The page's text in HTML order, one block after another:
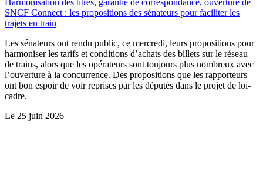
SNCF Connect : les propositions des sénateurs pour faciliter les
trajets en train
Les sénateurs ont rendu public, ce mercredi, leurs propositions pour
harmoniser les tarifs et conditions d’achats des billets sur le réseau
de trains, alors que les opérateurs sont toujours plus nombreux avec
l’ouverture à la concurrence. Des propositions que les rapporteurs
ont bon espoir de voir reprises par les députés dans le projet de loi-
cadre.
Le 25 juin 2026